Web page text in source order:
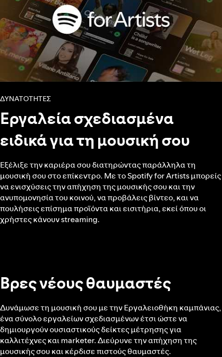
ΔΥΝΑΤΌΤΗΤΕΣ
Εργαλεία σχεδιασμένα
ειδικά για τη μουσική σου
Εξέλιξε την καριέρα σου διατηρώντας παράλληλα τη
μουσική σου στο επίκεντρο. Με το Spotify for Artists μπορείς
να ενισχύσεις την απήχηση της μουσικής σου και την
ανυπομονησία του κοινού, να προβάλεις βίντεο, και να
πουλήσεις επίσημα προϊόντα και εισιτήρια, εκεί όπου οι
χρήστες κάνουν streaming.
Βρες νέους θαυμαστές
Δυνάμωσε τη μουσική σου με την Εργαλειοθήκη καμπάνιας,
ένα σύνολο εργαλείων σχεδιασμένων έτσι ώστε να
δημιουργούν ουσιαστικούς δείκτες μέτρησης για
καλλιτέχνες και marketer. Διεύρυνε την απήχηση της
μουσικής σου και κέρδισε πιστούς θαυμαστές.